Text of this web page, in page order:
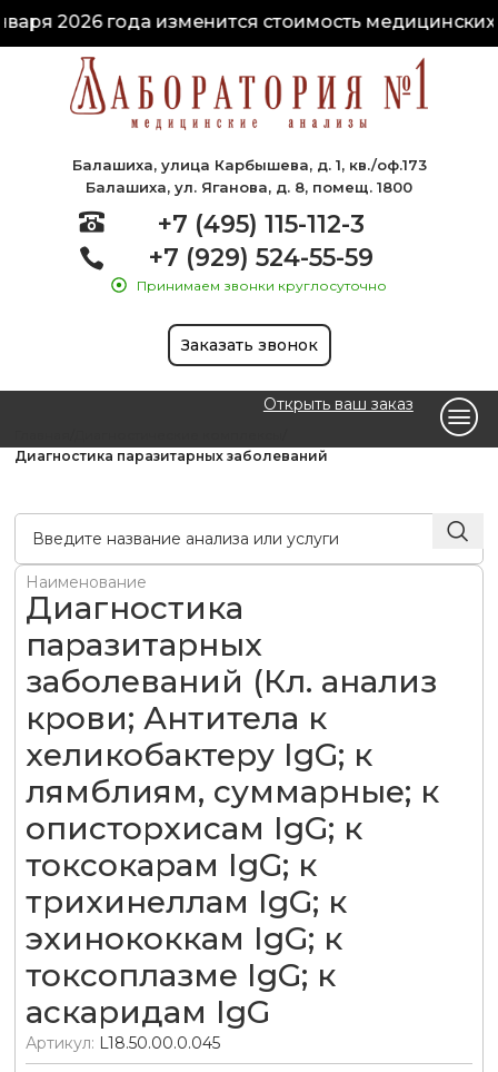
2026 года изменится стоимость
Балашиха, улица Карбышева, д. 1, кв./оф.173
Балашиха, ул. Яганова, д. 8, помещ. 1800
+7 (495) 115-112-3
+7 (929) 524-55-59
Принимаем звонки круглосуточно
Заказать звонок
Открыть ваш заказ
Диагностика паразитарных заболеваний
Наименование
Диагностика
паразитарных
заболеваний (Кл. анализ
крови; Антитела к
хеликобактеру IgG; к
лямблиям, суммарные; к
описторхисам IgG; к
токсокарам IgG; к
трихинеллам IgG; к
эхинококкам IgG; к
токсоплазме IgG; к
аскаридам IgG
Артикул: L18.50.00.0.045